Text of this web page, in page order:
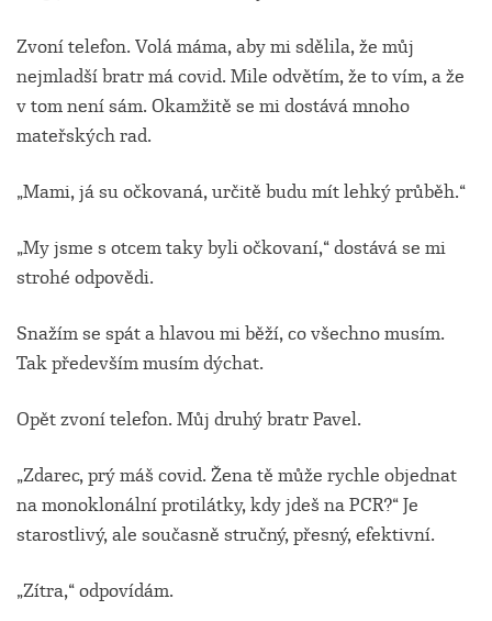
Zvoní telefon. Volá máma, aby mi sdělila, že můj
nejmladší bratr má covid. Mile odvětím, že to vím, a že
v tom není sám. Okamžitě se mi dostává mnoho
mateřských rad.
„Mami, já su očkovaná, určitě budu mít lehký průběh.“
„My jsme s otcem taky byli očkovaní,“ dostává se mi
strohé odpovědi.
Snažím se spát a hlavou mi běží, co všechno musím.
Tak především musím dýchat.
Opět zvoní telefon. Můj druhý bratr Pavel.
„Zdarec, prý máš covid. Žena tě může rychle objednat
na monoklonální protilátky, kdy jdeš na PCR?“ Je
starostlivý, ale současně stručný, přesný, efektivní.
„Zítra,“ odpovídám.